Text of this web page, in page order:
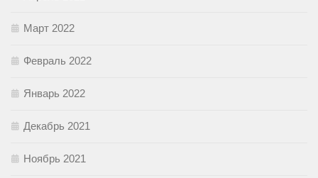
Март 2022
Февраль 2022
Январь 2022
Декабрь 2021
Ноябрь 2021